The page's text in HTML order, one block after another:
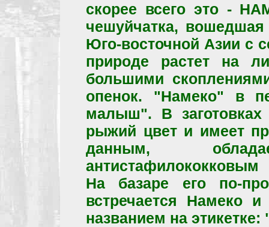
скорее всего это -
чешуйчатка,
Юго-восточной Азии с
природе растет на
большими
опенок. "Намеко" в
малыш". В заготовках
рыжий цвет и имеет
данным,
На базаре его по-
встречается Намеко
названием на